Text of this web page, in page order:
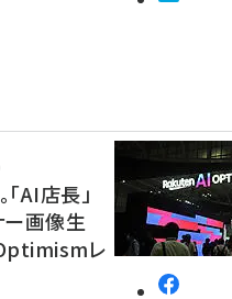
AI店長」
ー画像生
レ